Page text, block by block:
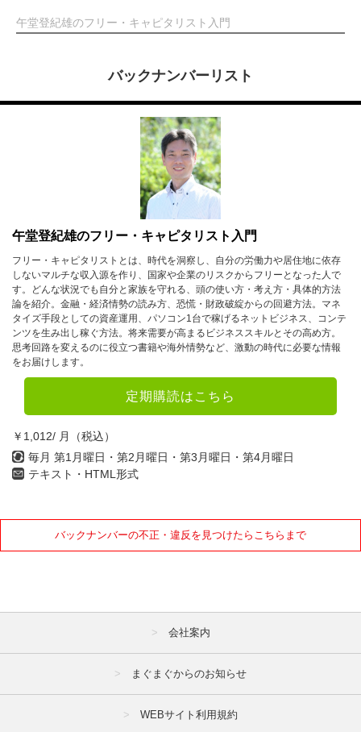
午堂登紀雄のフリー・キャピタリスト入門
バックナンバーリスト
午堂登紀雄のフリー・キャピタリスト入門
フリー・キャピタリストとは、時代を洞察し、自分の労働力や居住地に依存
しないマルチな収入源を作り、国家や企業のリスクからフリーとなった人で
す。どんな状況でも自分と家族を守れる、頭の使い方・考え方・具体的方法
論を紹介。金融・経済情勢の読み方、恐慌・財政破綻からの回避方法。マネ
タイズ手段としての資産運用、パソコン1台で稼げるネットビジネス、コンテ
ンツを生み出し稼ぐ方法。将来需要が高まるビジネススキルとその高め方。
思考回路を変えるのに役立つ書籍や海外情勢など、激動の時代に必要な情報
をお届けします。
定期購読はこちら
￥1,012/ 月（税込）
毎月 第1月曜日・第2月曜日・第3月曜日・第4月曜日
テキスト・HTML形式
バックナンバーの不正・違反を見つけたらこちらまで
会社案内
まぐまぐからのお知らせ
WEBサイト利用規約